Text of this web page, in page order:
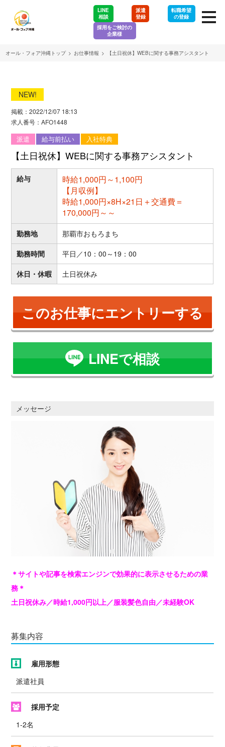
LINE
相談
派遣
登録
転職希望
の登録
採用をご検討の
企業様
オール・フォア沖縄トップ > お仕事情報 > 【土日祝休】WEBに関する事務アシスタント
NEW!
掲載：2022/12/07 18:13
求人番号：AFO1448
派遣 給与前払い 入社特典
【土日祝休】WEBに関する事務アシスタント
給与
時給1,000円～1,100円
【月収例】
時給1,000円×8H×21日＋交通費＝
170,000円～～
勤務地
那覇市おもろまち
勤務時間
平日／10：00～19：00
休日・休暇
土日祝休み
このお仕事にエントリーする
LINEで相談
メッセージ
＊サイトや記事を検索エンジンで効果的に表示させるための業
務＊
土日祝休み／時給1,000円以上／服装髪色自由／未経験OK
募集内容
雇用形態
派遣社員
採用予定
1-2名